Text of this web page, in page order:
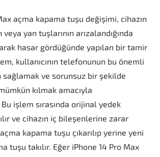
açma kapama tuşu değişimi, cihazın
yan tuşlarının arızalandığında
hasar gördüğünde yapılan bir tamir
kullanıcının telefonunun bu önemli
sağlamak ve sorunsuz bir şekilde
kılmak amacıyla
işlem sırasında orijinal yedek
ve cihazın iç bileşenlerine zarar
kapama tuşu çıkarılıp yerine yeni
tuşu takılır. Eğer iPhone 14 Pro Max